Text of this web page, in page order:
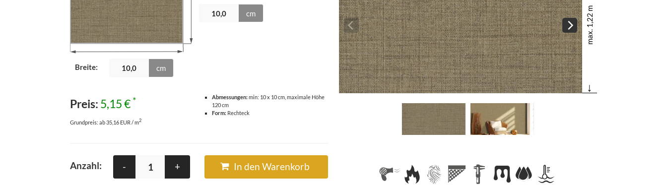
Breite: cm
cm
Preis: 5,15 € *
Grundpreis: ab 35,16 EUR / m2
Abmessungen:min: 10 x 10 cm, maximale Höhe
120 cm
Form: Rechteck
Anzahl: - + In den Warenkorb
max. 1,22 m
↓